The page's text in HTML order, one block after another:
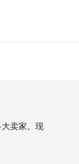
卖家。现